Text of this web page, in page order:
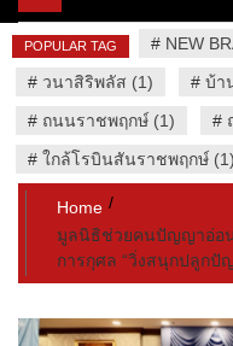
POPULAR TAG # NEW
# วนาสิริพลัส (1) # บ้า
# ถนนราชพฤกษ์ (1) #
# ใกล้โรบินสันราชพฤกษ์ (1)
Home
มูลนิธิช่วยคนปัญญาอ่อน
การกุศล “วิ่งสนุกปลูกปั